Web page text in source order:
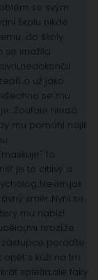
se svým
školu nikde
školy
se snažila
už jako
se mu
hledá
mu pomohl najít
to
je to citlivý a
směr..Nyní se
mu nabízí
hrozí,že
s kůží na trh
spletla,ale taky